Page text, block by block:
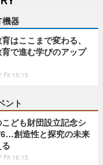
機器
はここまで変わる、
育で進む学びのアップ
Fri 15:15
ント
こども財団設立記念シ
6…創造性と探究の未来
Fri 16:15